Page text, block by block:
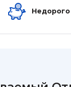
Недорого